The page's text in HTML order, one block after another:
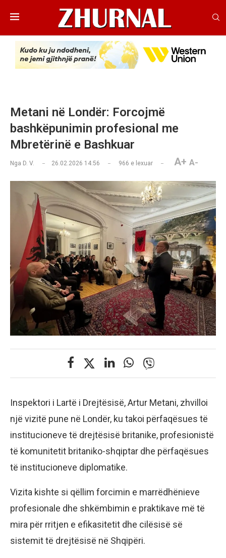
Metani në Londër: Forcojmë
bashkëpunimin profesional me
Mbretërinë e Bashkuar
Nga D. V. 26.02.2026 14:56 966 e lexuar A+ A-
Inspektori i Lartë i Drejtësisë, Artur Metani, zhvilloi
një vizitë pune në Londër, ku takoi përfaqësues të
institucioneve të drejtësisë britanike, profesionistë
të komunitetit britaniko-shqiptar dhe përfaqësues
të institucioneve diplomatike.
Vizita kishte si qëllim forcimin e marrëdhënieve
profesionale dhe shkëmbimin e praktikave më të
mira për rritjen e efikasitetit dhe cilësisë së
sistemit të drejtësisë në Shqipëri.